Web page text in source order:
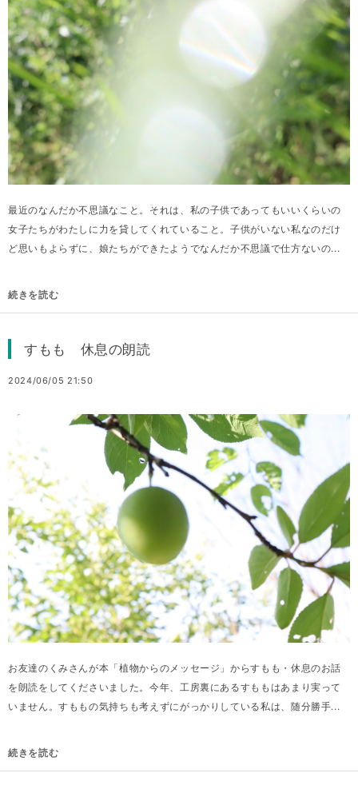
最近のなんだか不思議なこと。それは、私の子供であってもいいくらいの
女子たちがわたしに力を貸してくれていること。子供がいない私なのだけ
ど思いもよらずに、娘たちができたようでなんだか不思議で仕方ないの...
続きを読む
すもも 休息の朗読
2024/06/05 21:50
お友達のくみさんが本「植物からのメッセージ」からすもも・休息のお話
を朗読をしてくださいました。今年、工房裏にあるすももはあまり実って
いません。すももの気持ちも考えずにがっかりしている私は、随分勝手...
続きを読む